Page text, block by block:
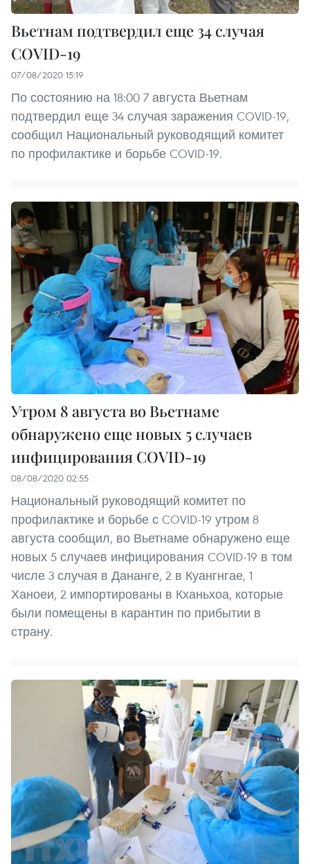
Вьетнам подтвердил еще 34 случая
COVID-19
07/08/2020 15:19
По состоянию на 18:00 7 августа Вьетнам
подтвердил еще 34 случая заражения COVID-19,
сообщил Национальный руководящий комитет
по профилактике и борьбе COVID-19.
Утром 8 августа во Вьетнаме
обнаружено еще новых 5 случаев
инфицирования COVID-19
08/08/2020 02:55
Национальный руководящий комитет по
профилактике и борьбе с COVID-19 утром 8
августа сообщил, во Вьетнаме обнаружено еще
новых 5 случаев инфицирования COVID-19 в том
числе 3 случая в Дананге, 2 в Куангнгае, 1
Ханоеи, 2 импортированы в Кханьхоа, которые
были помещены в карантин по прибытии в
страну.